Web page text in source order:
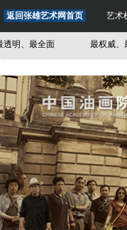
返回张雄艺术网首页 艺术
、最全面 最权威、最